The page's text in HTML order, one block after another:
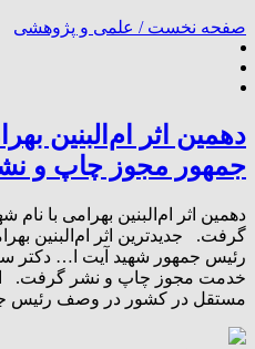
صفحه نخست / علمی و پژوهشی
دهمین اثر ام‌البنین
جمهور مجوز چاپ و
دهمین اثر ام‌البنین بهرامی با
گرفت. جدیدترین اثر ام‌البنین
رئیس جمهور شهید آیت ا… دکتر
خدمت مجوز چاپ و نشر گرفت.
مستقل در کشور در وصف رئیس